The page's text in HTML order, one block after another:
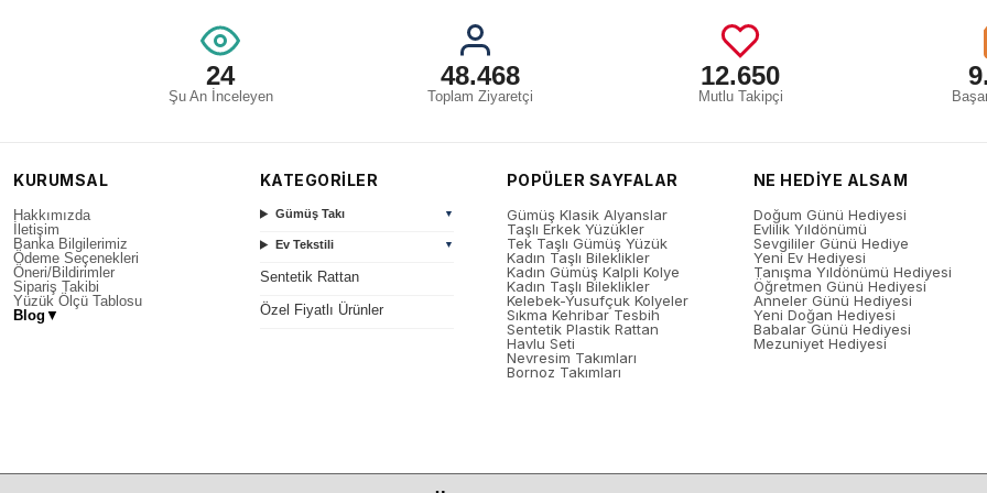
24
Şu An İnceleyen
48.468
Toplam Ziyaretçi
12.650
Mutlu Takipçi
KURUMSAL
Hakkımızda
İletişim
Banka Bilgilerimiz
Ödeme Seçenekleri
Öneri/Bildirimler
Sipariş Takibi
Yüzük Ölçü Tablosu
Blog ▼
KATEGORİLER
Gümüş Takı ▼
Ev Tekstili ▼
Sentetik Rattan
Özel Fiyatlı Ürünler
POPÜLER SAYFALAR
Gümüş Klasik Alyanslar
Taşlı Erkek Yüzükler
Tek Taşlı Gümüş Yüzük
Kadın Taşlı Bileklikler
Kadın Gümüş Kalpli Kolye
Kadın Taşlı Bileklikler
Kelebek-Yusufçuk Kolyeler
Sıkma Kehribar Tesbih
Sentetik Plastik Rattan
Havlu Seti
Nevresim Takımları
Bornoz Takımları
NE HEDİYE ALSAM
Doğum Günü Hediyesi
Evlilik Yıldönümü
Sevgililer Günü Hediye
Yeni Ev Hediyesi
Tanışma Yıldönümü Hediyesi
Öğretmen Günü Hediyesi
Anneler Günü Hediyesi
Yeni Doğan Hediyesi
Babalar Günü Hediyesi
Mezuniyet Hediyesi